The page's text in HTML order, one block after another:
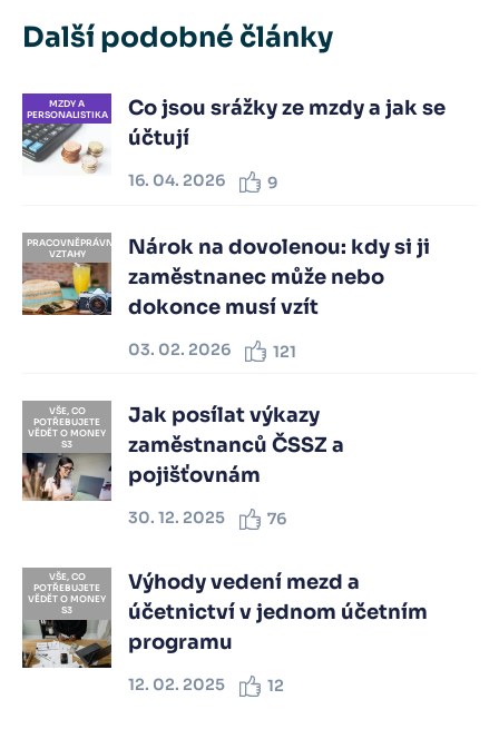
Další podobné články
MZDY A
PERSONALISTIKA
Co jsou srážky ze mzdy a jak se
účtují
16. 04. 2026 9
PRACOVNĚPRÁVNÍ
VZTAHY
Nárok na dovolenou: kdy si ji
zaměstnanec může nebo
dokonce musí vzít
03. 02. 2026 121
VŠE, CO
POTŘEBUJETE
VĚDĚT O MONEY
S3
Jak posílat výkazy
zaměstnanců ČSSZ a
pojišťovnám
30. 12. 2025 76
VŠE, CO
POTŘEBUJETE
VĚDĚT O MONEY
S3
Výhody vedení mezd a
účetnictví v jednom účetním
programu
12. 02. 2025 12